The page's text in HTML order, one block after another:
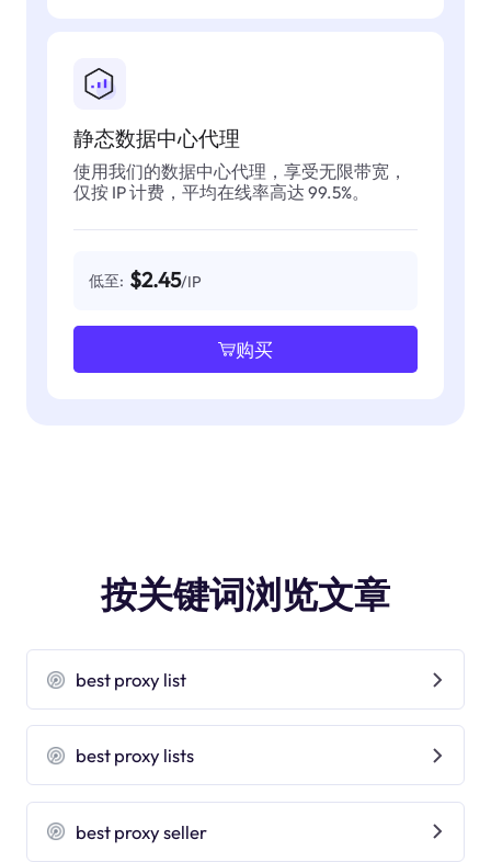
静态数据中心代理
使用我们的数据中心代理，享受无限带宽，
仅按 IP 计费，平均在线率高达 99.5%。
低至: $2.45/IP
购买
按关键词浏览文章
best proxy list
best proxy lists
best proxy seller